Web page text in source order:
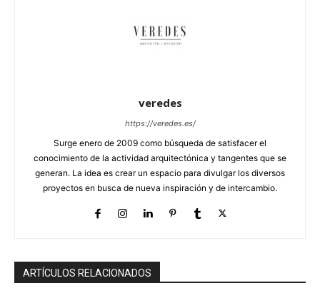
veredes
https://veredes.es/
Surge enero de 2009 como búsqueda de satisfacer el
conocimiento de la actividad arquitectónica y tangentes que se
generan. La idea es crear un espacio para divulgar los diversos
proyectos en busca de nueva inspiración y de intercambio.
ARTÍCULOS RELACIONADOS